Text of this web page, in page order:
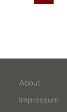
About
Impressum